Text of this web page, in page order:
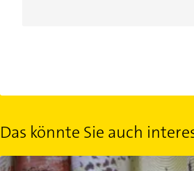
Das könnte Sie auch
Gefesselt und nackt zurückgelassen: